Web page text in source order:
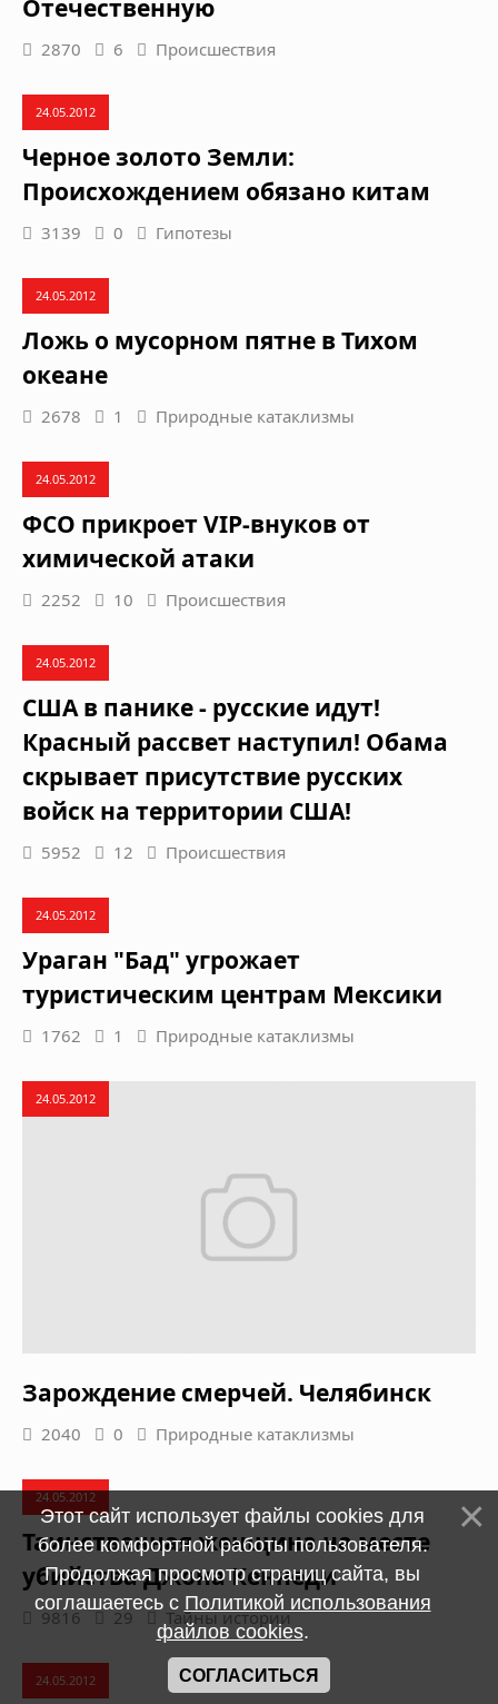
Отечественную
2870 6 Происшествия
24.05.2012
Черное золото Земли:
Происхождением обязано китам
3139 0 Гипотезы
24.05.2012
Ложь о мусорном пятне в Тихом
океане
2678 1 Природные катаклизмы
24.05.2012
ФСО прикроет VIP-внуков от
химической атаки
2252 10 Происшествия
24.05.2012
США в панике - русские идут!
Красный рассвет наступил! Обама
скрывает присутствие русских
войск на территории США!
5952 12 Происшествия
24.05.2012
Ураган "Бад" угрожает
туристическим центрам Мексики
1762 1 Природные катаклизмы
24.05.2012
Зарождение смерчей. Челябинск
2040 0 Природные катаклизмы
24.05.2012
Таинственная женщина на месте
убийства Джона Кеннеди
9816 29 Тайны истории
24.05.2012
Этот сайт использует файлы cookies для
более комфортной работы пользователя.
Продолжая просмотр страниц сайта, вы
соглашаетесь с Политикой использования
файлов cookies.
СОГЛАСИТЬСЯ